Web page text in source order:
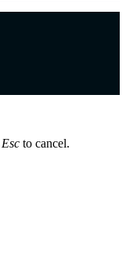
Esc to cancel.